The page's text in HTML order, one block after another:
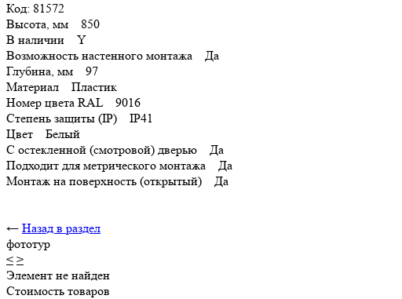
Код: 81572
Высота, мм 850
В наличии Y
Возможность настенного монтажа Да
Глубина, мм 97
Материал Пластик
Номер цвета RAL 9016
Степень защиты (IP) IP41
Цвет Белый
С остекленной (смотровой) дверью Да
Подходит для метрического монтажа Да
Монтаж на поверхность (открытый) Да
← Назад в раздел
фототур
< >
Элемент не найден
Стоимость товаров